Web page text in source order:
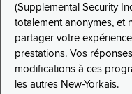
(Supplemental Security
totalement anonymes, et
partager votre
prestations. Vos
modifications à ces
les autres New-Yorkais.